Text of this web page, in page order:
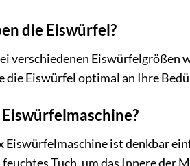
die Eiswürfel?
verschiedenen Eiswürfelgrößen
die Eiswürfel optimal an Ihre
ist denkbar